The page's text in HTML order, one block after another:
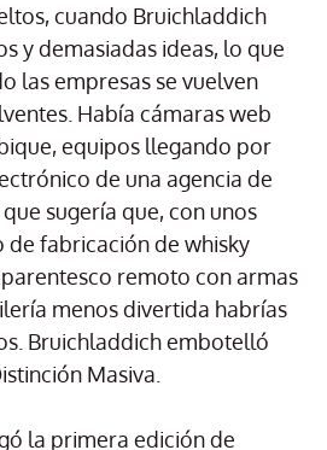
cuando Bruichladdich
y demasiadas ideas, lo que
las empresas se vuelven
Había cámaras web
equipos llegando por
de una agencia de
sugería que, con unos
de fabricación de whisky
remoto con armas
menos divertida habrías
Bruichladdich embotelló
Masiva.
la primera edición de